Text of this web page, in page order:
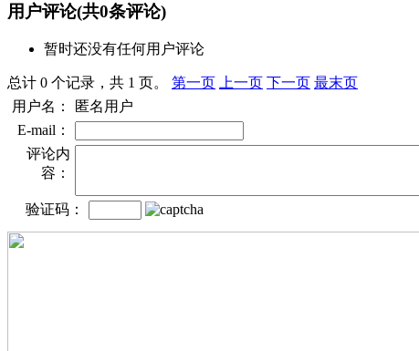
用户评论(共0条评论)
暂时还没有任何用户评论
总计 0 个记录，共 1 页。 第一页 上一页 下一页 最末页
用户名：
匿名用户
E-mail：
评论内
容：
验证码：